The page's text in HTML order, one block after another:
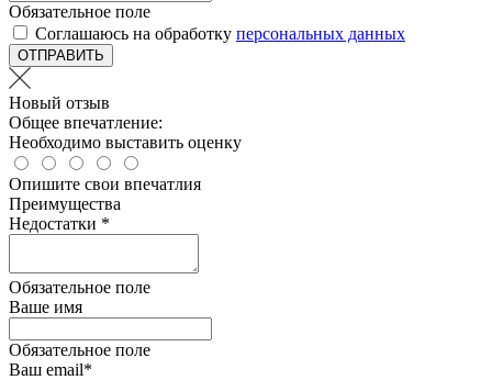
Обязательное поле
Соглашаюсь на обработку персональных данных
ОТПРАВИТЬ
Новый отзыв
Общее впечатление:
Необходимо выставить оценку
Опишите свои впечатлия
Преимущества
Недостатки *
Обязательное поле
Ваше имя
Обязательное поле
Ваш email*